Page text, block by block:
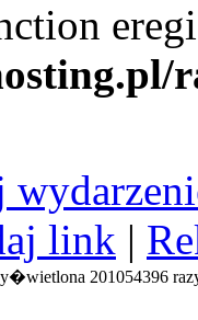
link |
201054396